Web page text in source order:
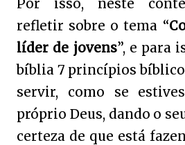
Por isso, neste
refletir sobre o tema “
líder de jovens”, e para
bíblia 7 princípios
servir, como se
próprio Deus, dando o
certeza de que está